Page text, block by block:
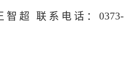
智超
联系电话：0373-